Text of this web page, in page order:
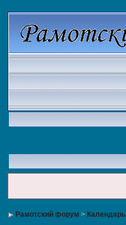
Рамотский форум > Календарь